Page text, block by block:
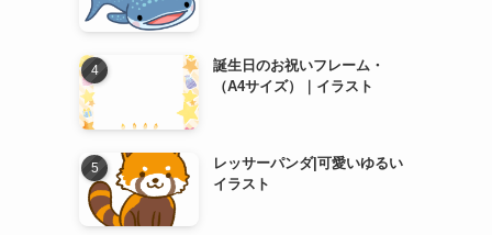
誕生日のお祝いフレーム・
（A4サイズ）｜イラスト
レッサーパンダ|可愛いゆるい
イラスト